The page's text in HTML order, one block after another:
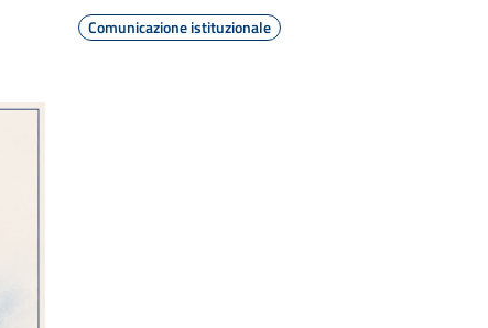
Comunicazione istituzionale